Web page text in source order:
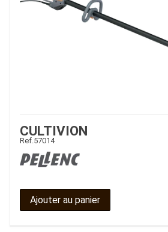
CULTIVION
Ref.57014
Ajouter au panier